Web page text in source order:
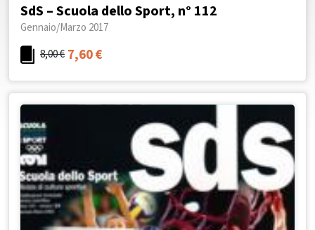
SdS – Scuola dello Sport, n° 112
Gennaio/Marzo 2017
8,00€ 7,60€